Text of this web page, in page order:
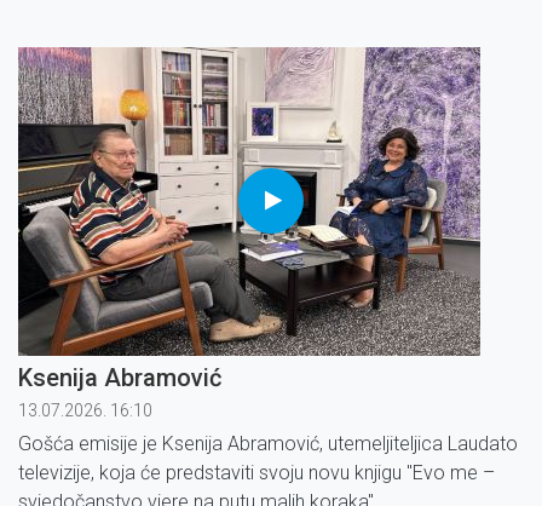
Ksenija Abramović
13.07.2026. 16:10
Gošća emisije je Ksenija Abramović, utemeljiteljica Laudato
televizije, koja će predstaviti svoju novu knjigu ''Evo me –